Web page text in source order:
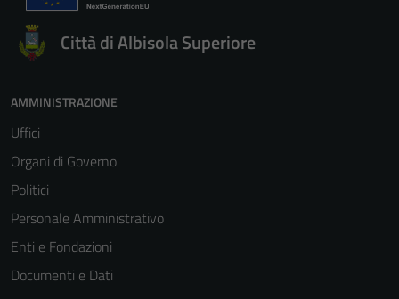
Città di Albisola Superiore
AMMINISTRAZIONE
Uffici
Organi di Governo
Politici
Personale Amministrativo
Enti e Fondazioni
Documenti e Dati